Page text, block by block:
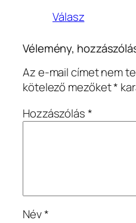
Válasz
Vélemény,
Az e-mail címet nem
kötelező mezőket*
Hozzászólás*
Név*